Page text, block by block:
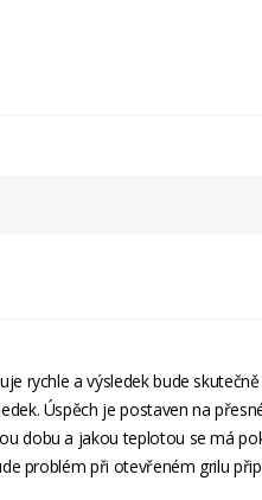
rychle a výsledek bude
Úspěch je postaven na
dobu a jakou teplotou se má
problém při otevřeném grilu